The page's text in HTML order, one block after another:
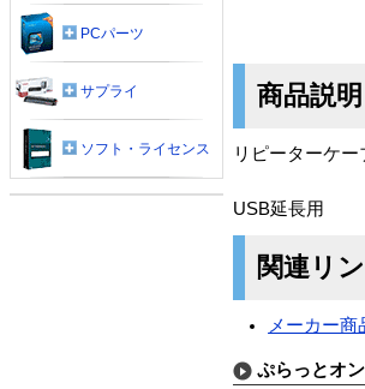
商品説明
リピーターケ
USB延長用
関連リ
メーカー商
ぷらっとオ
PCパーツ
サプライ
ソフト・ライセンス